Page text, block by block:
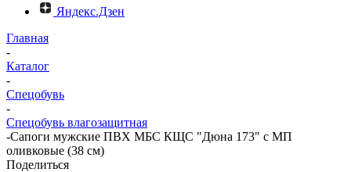
Яндекс.Дзен
Главная
-
Каталог
-
Спецобувь
-
Спецобувь влагозащитная
-Сапоги мужские ПВХ МБС КЩС "Дюна 173" с МП
оливковые (38 см)
Поделиться